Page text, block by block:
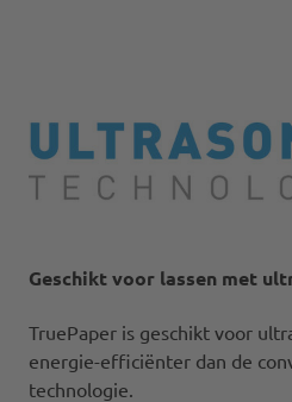
Geschikt voor lassen met
TruePaper is geschikt voor
energie-efficiënter dan de
technologie.​